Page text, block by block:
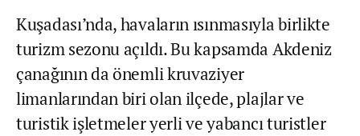
Kuşadası’nda, havaların ısınmasıyla birlikte
turizm sezonu açıldı. Bu kapsamda Akdeniz
çanağının da önemli kruvaziyer
limanlarından biri olan ilçede, plajlar ve
turistik işletmeler yerli ve yabancı turistler